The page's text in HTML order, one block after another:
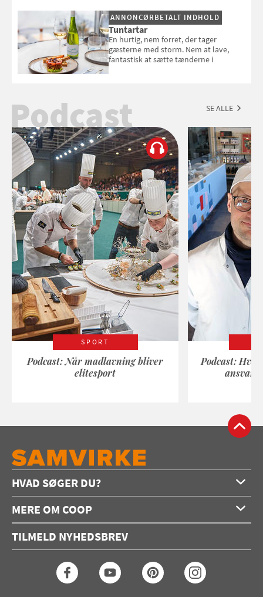
ANNONCØRBETALT INDHOLD
Tuntartar
En hurtig, nem forret, der tager
gæsterne med storm. Nem at lave,
fantastisk at sætte tænderne i
Podcast SE ALLE
SPORT
Podcast: Når madlavning bliver
elitesport
Podcast:
HVAD SØGER DU?
Forside
Opskrifter
Konkurrencer
MERE OM COOP
Annoncering
Coop medlem
TILMELD NYHEDSBREV